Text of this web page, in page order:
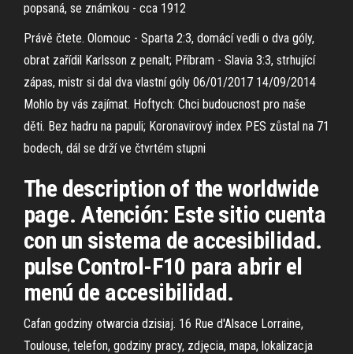
popsaná, se známkou - cca 1912
Právě čtete. Olomouc - Sparta 2:3, domácí vedli o dva góly,
obrat zařídil Karlsson z penalt; Příbram - Slavia 3:3, strhující
zápas, mistr si dal dva vlastní góly 06/01/2017 14/09/2014
Mohlo by vás zajímat. Hoftych: Chci budoucnost pro naše
děti. Bez hadru na papuli; Koronavirový index PES zůstal na 71
bodech, dál se drží ve čtvrtém stupni
The description of the worldwide
page. Atención: Este sitio cuenta
con un sistema de accesibilidad.
pulse Control-F10 para abrir el
menú de accesibilidad.
Cafan godziny otwarcia dzisiaj. 16 Rue d'Alsace Lorraine,
Toulouse, telefon, godziny pracy, zdjęcia, mapa, lokalizacja